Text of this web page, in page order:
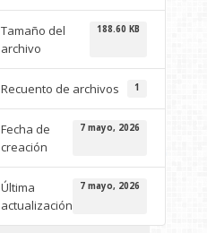
Tamaño del
archivo
188.60 KB
Recuento de archivos 1
Fecha de
creación
7 mayo, 2026
Última
actualización
7 mayo, 2026